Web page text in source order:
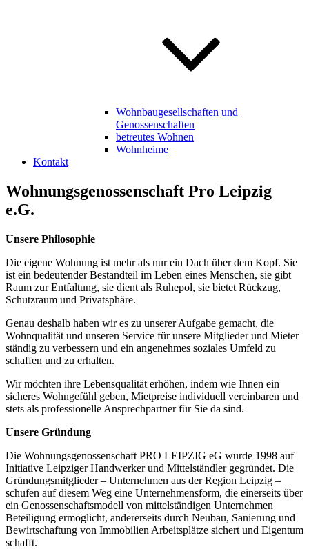
Wohnbaugesellschaften und
Genossenschaften
betreutes Wohnen
Wohnheime
Kontakt
Wohnungsgenossenschaft Pro Leipzig
e.G.
Unsere Philosophie
Die eigene Wohnung ist mehr als nur ein Dach über dem Kopf. Sie
ist ein bedeutender Bestandteil im Leben eines Menschen, sie gibt
Raum zur Entfaltung, sie dient als Ruhepol, sie bietet Rückzug,
Schutzraum und Privatsphäre.
Genau deshalb haben wir es zu unserer Aufgabe gemacht, die
Wohnqualität und unseren Service für unsere Mitglieder und Mieter
ständig zu verbessern und ein angenehmes soziales Umfeld zu
schaffen und zu erhalten.
Wir möchten ihre Lebensqualität erhöhen, indem wie Ihnen ein
sicheres Wohngefühl geben, Mietpreise individuell vereinbaren und
stets als professionelle Ansprechpartner für Sie da sind.
Unsere Gründung
Die Wohnungsgenossenschaft PRO LEIPZIG eG wurde 1998 auf
Initiative Leipziger Handwerker und Mittelständler gegründet. Die
Gründungsmitglieder – Unternehmen aus der Region Leipzig –
schufen auf diesem Weg eine Unternehmensform, die einerseits über
ein Genossenschaftsmodell von mittelständigen Unternehmen
Beteiligung ermöglicht, andererseits durch Neubau, Sanierung und
Bewirtschaftung von Immobilien Arbeitsplätze sichert und Eigentum
schafft.